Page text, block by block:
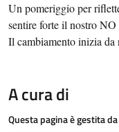
Un pomeriggio per
sentire forte il nostro
Il cambiamento inizia da
A cura di
Questa pagina è gestita da